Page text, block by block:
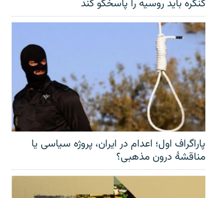
کنگره باید روسیه را پاسخگو کند
پاراگراف اول؛ اعدام در ایران، پروژه سیاسی یا
مناقشهٔ درون مذهبی؟